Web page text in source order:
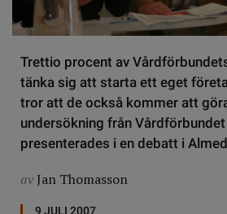
Trettio procent av
tänka sig att starta ett eget
tror att de också kommer att
undersökning från
presenterades i en debatt i
av Jan Thomasson
9 JULI 2007